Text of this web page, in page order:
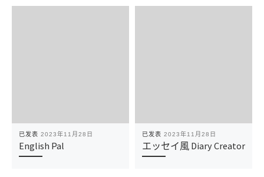
已发表 2023年11月28日
English Pal
已发表 2023年11月28日
エッセイ風 Diary Creator